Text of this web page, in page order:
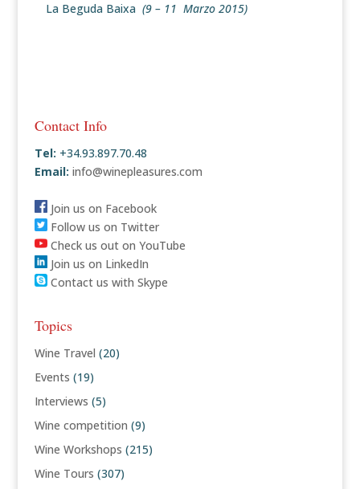
La Beguda Baixa (9 – 11 Marzo 2015)
Contact Info
Tel: +34.93.897.70.48
Email: info@winepleasures.com
Join us on Facebook
Follow us on Twitter
Check us out on YouTube
Join us on LinkedIn
Contact us with Skype
Topics
Wine Travel (20)
Events (19)
Interviews (5)
Wine competition (9)
Wine Workshops (215)
Wine Tours (307)